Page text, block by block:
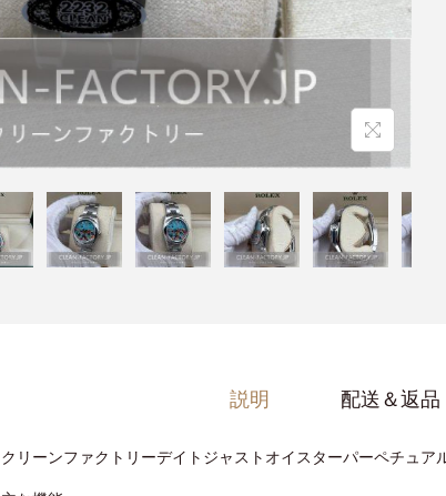
説明 配送＆返品
クリーンファクトリーデイトジャストオイスターパーペチュ